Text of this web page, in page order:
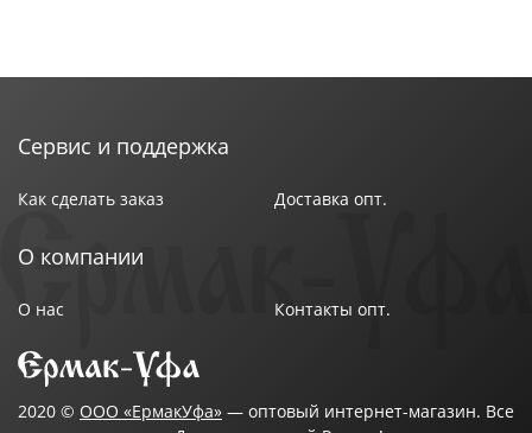
Сервис и поддержка
Как сделать заказ Доставка опт.
О компании
О нас Контакты опт.
2020 © ООО «ЕрмакУфа» — оптовый интернет-магазин. Все